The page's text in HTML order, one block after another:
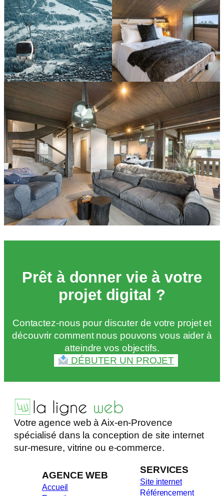
Prêt à donner vie à votre
projet digital ?
Contactez-nous pour discuter de votre projet et
découvrir comment nous pouvons vous aider à
atteindre vos objectifs.
DÉBUTER UN PROJET
Votre agence web à Aix-en-Provence
spécialisé dans la conception de site internet
sur-mesure, vitrine ou e-commerce.
AGENCE WEB
Accueil
SERVICES
Site internet
Référencement